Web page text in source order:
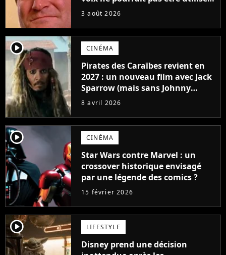
avant 2039, pourtant Disney
inédits
3 août 2026
player2 CINÉMA
Pirates des Caraïbes revient en
2027 : un nouveau film avec Jack
Sparrow (mais sans Johnny
Depp) affole les fans
8 avril 2026
player2 CINÉMA
Star Wars contre Marvel : un
crossover historique envisagé
par une légende des comics ?
15 février 2026
player2 LIFESTYLE
Disney prend une décision